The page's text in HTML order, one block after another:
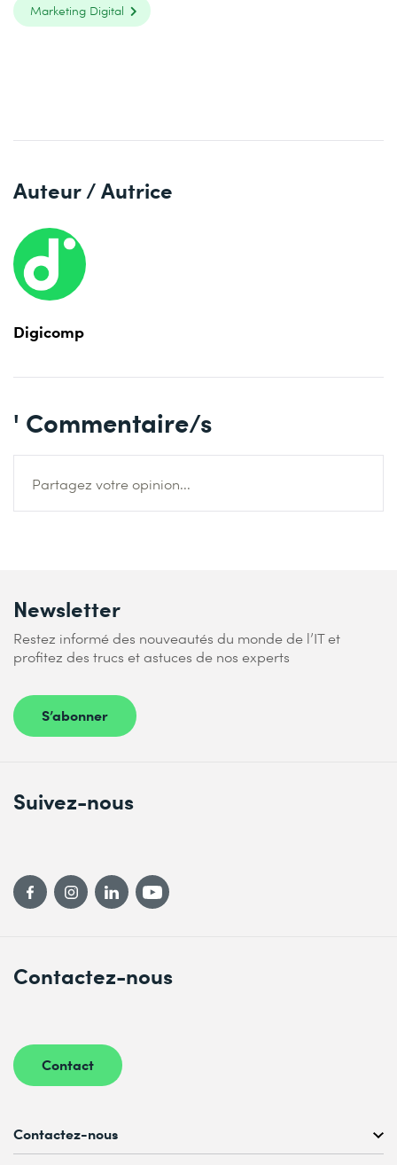
Marketing Digital
Auteur / Autrice
Digicomp
' Commentaire/s
Partagez votre opinion...
Newsletter
Restez informé des nouveautés du monde de l’IT et
profitez des trucs et astuces de nos experts
S’abonner
Contactez-nous
Contact
Suivez-nous
Contactez-nous